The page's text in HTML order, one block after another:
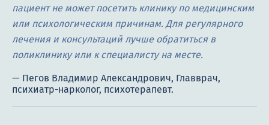
пациент не может посетить клинику по медицинским
или психологическим причинам. Для регулярного
лечения и консультаций лучше обратиться в
поликлинику или к специалисту на месте.